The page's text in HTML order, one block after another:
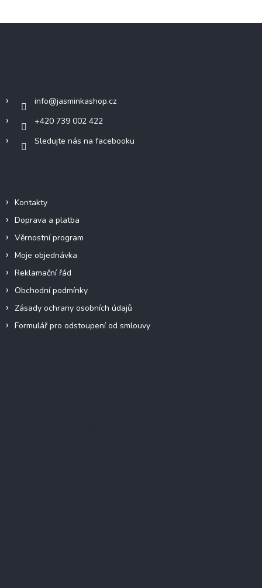
info@jasminkashop.cz
+420 739 002 422
Sledujte nás na facebooku
Kontakty
Doprava a platba
Věrnostní program
Moje objednávka
Reklamační řád
Obchodní podmínky
Zásady ochrany osobních údajů
Formulář pro odstoupení od smlouvy